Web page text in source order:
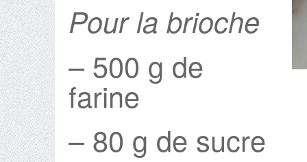
Pour la brioche
– 500 g de
farine
– 80 g de sucre